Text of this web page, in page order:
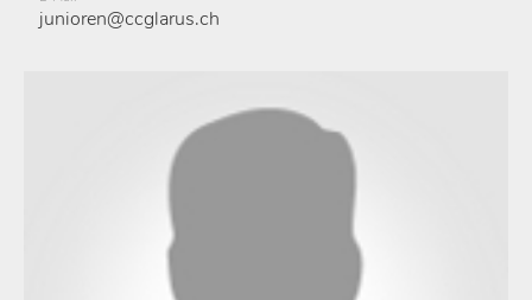
junioren@ccglarus.ch